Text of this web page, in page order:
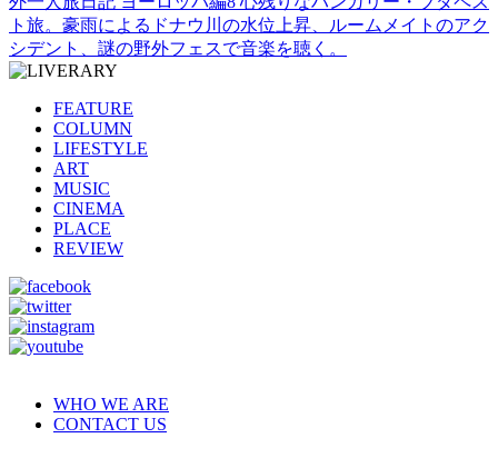
ト旅。豪雨によるドナウ川の水位上昇、ルームメイトのアク
シデント、謎の野外フェスで音楽を聴く。
FEATURE
COLUMN
LIFESTYLE
ART
MUSIC
CINEMA
PLACE
REVIEW
WHO WE ARE
CONTACT US